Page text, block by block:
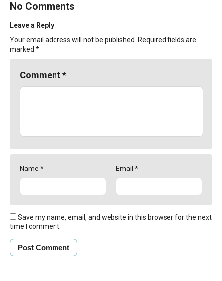
No Comments
Leave a Reply
Your email address will not be published. Required fields are
marked *
Comment *
Name * Email *
Save my name, email, and website in this browser for the next
time I comment.